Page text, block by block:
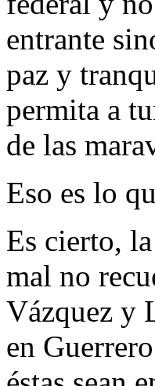
entrante
paz y
permita a
de las
Eso es lo
Es cierto,
mal no
Vázquez y
en